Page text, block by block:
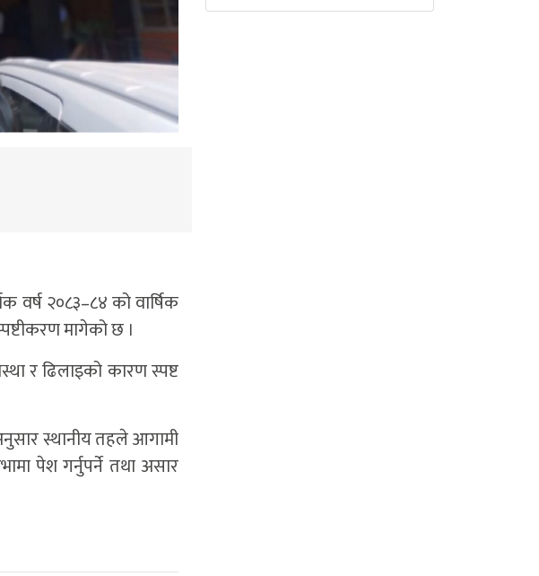
वर्ष २०८३–८४ को वार्षिक
मागेको छ ।
र ढिलाइको कारण स्पष्ट
स्थानीय तहले आगामी
पेश गर्नुपर्ने तथा असार